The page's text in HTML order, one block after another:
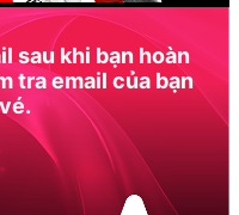
sau khi bạn hoàn
tra email của bạn